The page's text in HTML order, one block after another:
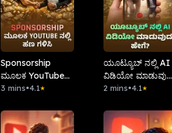
Sponsorship
ಮೂಲಕ YouTube
ನಲ್ಲಿ ಹಣ ಗಳಿಸಿ
3 mins•4.1★
ಯೂಟ್ಯೂಬ್ ನಲ್ಲಿ AI
ವಿಡಿಯೋ ಮಾಡುವುದು
ಹೇಗೆ?
2 mins•4.1★